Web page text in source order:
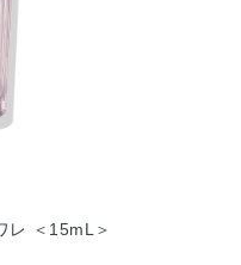
レ ＜15mL＞